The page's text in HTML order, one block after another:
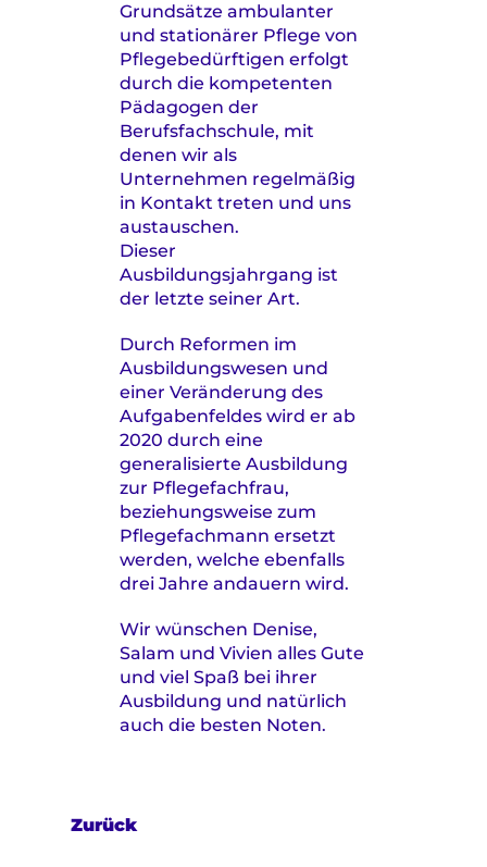
Grundsätze ambulanter
und stationärer Pflege von
Pflegebedürftigen erfolgt
durch die kompetenten
Pädagogen der
Berufsfachschule, mit
denen wir als
Unternehmen regelmäßig
in Kontakt treten und uns
austauschen.
Dieser
Ausbildungsjahrgang ist
der letzte seiner Art.
Durch Reformen im
Ausbildungswesen und
einer Veränderung des
Aufgabenfeldes wird er ab
2020 durch eine
generalisierte Ausbildung
zur Pflegefachfrau,
beziehungsweise zum
Pflegefachmann ersetzt
werden, welche ebenfalls
drei Jahre andauern wird.
Wir wünschen Denise,
Salam und Vivien alles Gute
und viel Spaß bei ihrer
Ausbildung und natürlich
auch die besten Noten.
Zurück